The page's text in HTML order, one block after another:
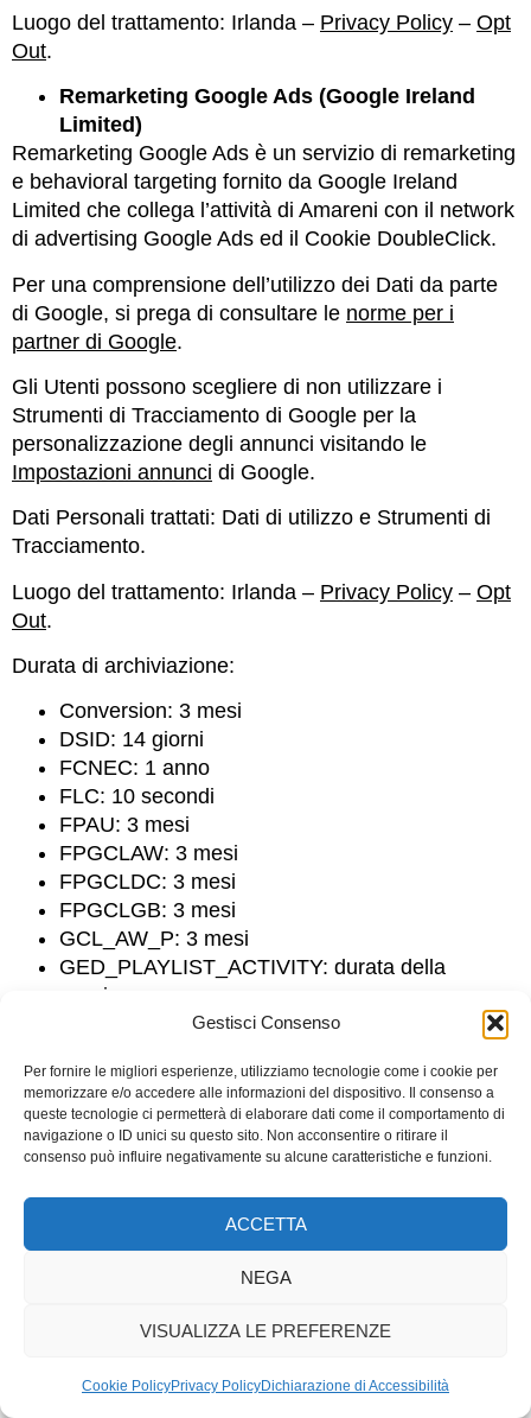
Gestisci Consenso
Per fornire le migliori esperienze, utilizziamo tecnologie come i cookie per
memorizzare e/o accedere alle informazioni del dispositivo. Il consenso a
queste tecnologie ci permetterà di elaborare dati come il comportamento di
navigazione o ID unici su questo sito. Non acconsentire o ritirare il
consenso può influire negativamente su alcune caratteristiche e funzioni.
ACCETTA
NEGA
VISUALIZZA LE PREFERENZE
Cookie PolicyPrivacy PolicyDichiarazione di Accessibilità
Luogo del trattamento: Irlanda – Privacy Policy – Opt
Out.
Remarketing Google Ads (Google Ireland
Limited)
Remarketing Google Ads è un servizio di remarketing
e behavioral targeting fornito da Google Ireland
Limited che collega l’attività di Amareni con il network
di advertising Google Ads ed il Cookie DoubleClick.
Per una comprensione dell’utilizzo dei Dati da parte
di Google, si prega di consultare le norme per i
partner di Google.
Gli Utenti possono scegliere di non utilizzare i
Strumenti di Tracciamento di Google per la
personalizzazione degli annunci visitando le
Impostazioni annunci di Google.
Dati Personali trattati: Dati di utilizzo e Strumenti di
Tracciamento.
Luogo del trattamento: Irlanda – Privacy Policy – Opt
Out.
Durata di archiviazione:
Conversion: 3 mesi
DSID: 14 giorni
FCNEC: 1 anno
FLC: 10 secondi
FPAU: 3 mesi
FPGCLAW: 3 mesi
FPGCLDC: 3 mesi
FPGCLGB: 3 mesi
GCL_AW_P: 3 mesi
GED_PLAYLIST_ACTIVITY: durata della
sessione
RUL: 1 anno
__gads: 2 anni
__gpi: 2 anni
__gpi_optout: 2 anni
__gsas: 2 anni
_gac_gb_: 3 mesi
_gcl_aw: 3 mesi
_gcl_gb: 3 mesi